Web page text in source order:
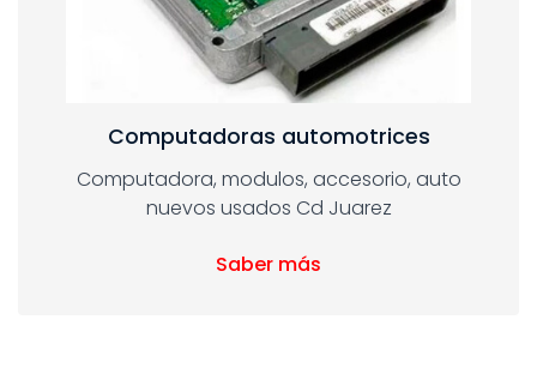
Computadoras automotrices
Computadora, modulos, accesorio, auto
nuevos usados Cd Juarez
Saber más